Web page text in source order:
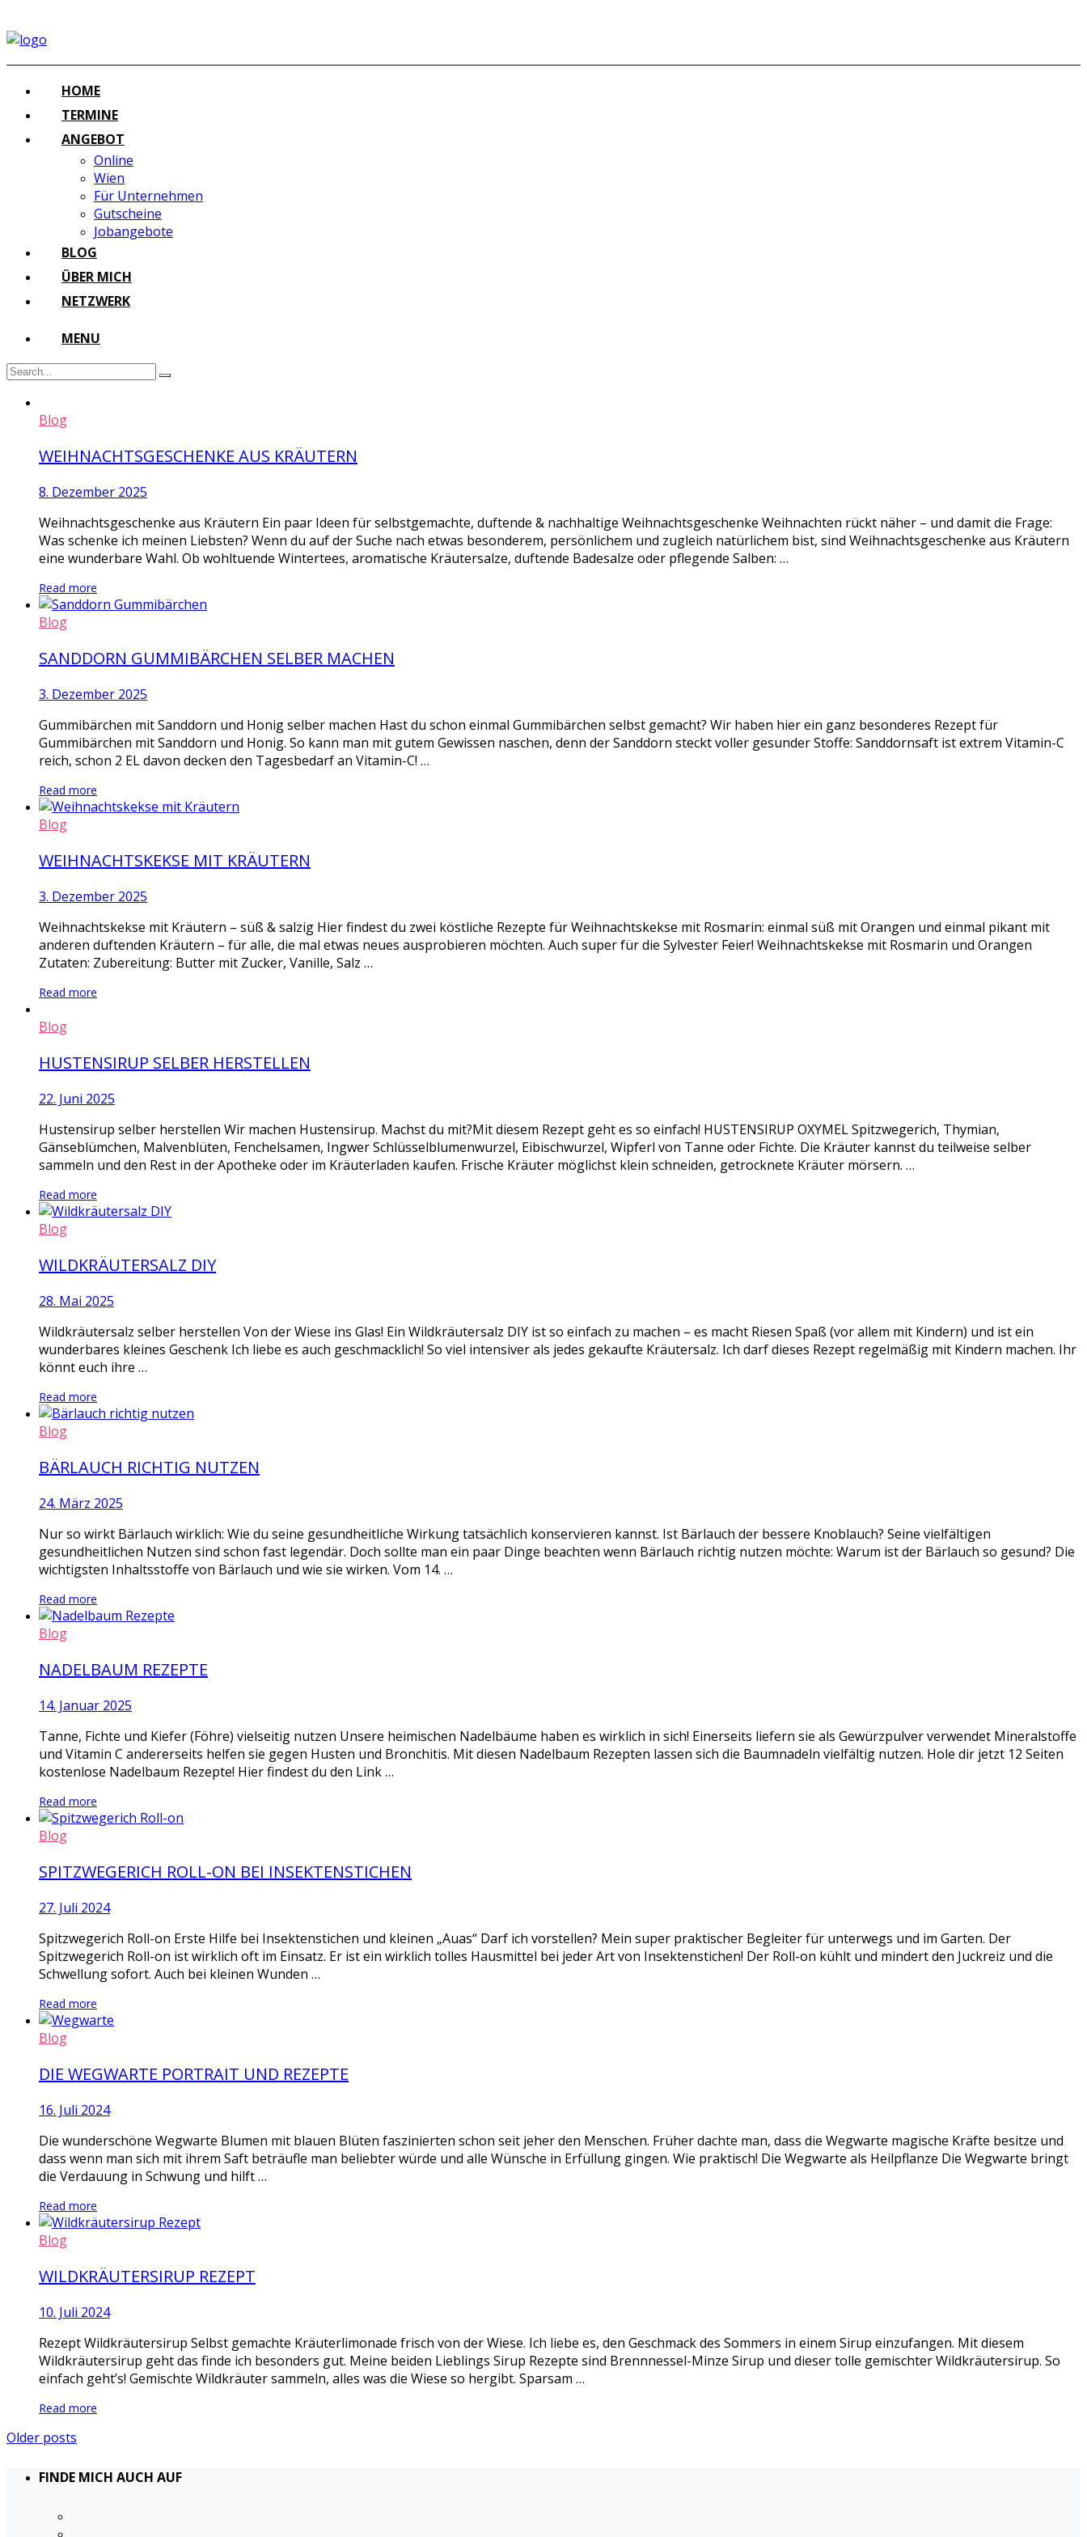
HOME
TERMINE
ANGEBOT
Online
Wien
Für Unternehmen
Gutscheine
Jobangebote
BLOG
ÜBER MICH
NETZWERK
MENU
Blog
WEIHNACHTSGESCHENKE AUS KRÄUTERN
8. Dezember 2025
Weihnachtsgeschenke aus Kräutern Ein paar Ideen für selbstgemachte, duftende & nachhaltige Weihnachtsgeschenke Weihnachten rückt näher – und damit die Frage:
Was schenke ich meinen Liebsten? Wenn du auf der Suche nach etwas besonderem, persönlichem und zugleich natürlichem bist, sind Weihnachtsgeschenke aus Kräutern
eine wunderbare Wahl. Ob wohltuende Wintertees, aromatische Kräutersalze, duftende Badesalze oder pflegende Salben: …
Read more
Blog
SANDDORN GUMMIBÄRCHEN SELBER MACHEN
3. Dezember 2025
Gummibärchen mit Sanddorn und Honig selber machen Hast du schon einmal Gummibärchen selbst gemacht? Wir haben hier ein ganz besonderes Rezept für
Gummibärchen mit Sanddorn und Honig. So kann man mit gutem Gewissen naschen, denn der Sanddorn steckt voller gesunder Stoffe: Sanddornsaft ist extrem Vitamin-C
reich, schon 2 EL davon decken den Tagesbedarf an Vitamin-C! …
Read more
Blog
WEIHNACHTSKEKSE MIT KRÄUTERN
3. Dezember 2025
Weihnachtskekse mit Kräutern – süß & salzig Hier findest du zwei köstliche Rezepte für Weihnachtskekse mit Rosmarin: einmal süß mit Orangen und einmal pikant mit
anderen duftenden Kräutern – für alle, die mal etwas neues ausprobieren möchten. Auch super für die Sylvester Feier! Weihnachtskekse mit Rosmarin und Orangen
Zutaten: Zubereitung: Butter mit Zucker, Vanille, Salz …
Read more
Blog
HUSTENSIRUP SELBER HERSTELLEN
22. Juni 2025
Hustensirup selber herstellen Wir machen Hustensirup. Machst du mit?Mit diesem Rezept geht es so einfach! HUSTENSIRUP OXYMEL Spitzwegerich, Thymian,
Gänseblümchen, Malvenblüten, Fenchelsamen, Ingwer Schlüsselblumenwurzel, Eibischwurzel, Wipferl von Tanne oder Fichte. Die Kräuter kannst du teilweise selber
sammeln und den Rest in der Apotheke oder im Kräuterladen kaufen. Frische Kräuter möglichst klein schneiden, getrocknete Kräuter mörsern. …
Read more
Blog
WILDKRÄUTERSALZ DIY
28. Mai 2025
Wildkräutersalz selber herstellen Von der Wiese ins Glas! Ein Wildkräutersalz DIY ist so einfach zu machen – es macht Riesen Spaß (vor allem mit Kindern) und ist ein
wunderbares kleines Geschenk Ich liebe es auch geschmacklich! So viel intensiver als jedes gekaufte Kräutersalz. Ich darf dieses Rezept regelmäßig mit Kindern machen. Ihr
könnt euch ihre …
Read more
Blog
BÄRLAUCH RICHTIG NUTZEN
24. März 2025
Nur so wirkt Bärlauch wirklich: Wie du seine gesundheitliche Wirkung tatsächlich konservieren kannst. Ist Bärlauch der bessere Knoblauch? Seine vielfältigen
gesundheitlichen Nutzen sind schon fast legendär. Doch sollte man ein paar Dinge beachten wenn Bärlauch richtig nutzen möchte: Warum ist der Bärlauch so gesund? Die
wichtigsten Inhaltsstoffe von Bärlauch und wie sie wirken. Vom 14. …
Read more
Blog
NADELBAUM REZEPTE
14. Januar 2025
Tanne, Fichte und Kiefer (Föhre) vielseitig nutzen Unsere heimischen Nadelbäume haben es wirklich in sich! Einerseits liefern sie als Gewürzpulver verwendet Mineralstoffe
und Vitamin C andererseits helfen sie gegen Husten und Bronchitis. Mit diesen Nadelbaum Rezepten lassen sich die Baumnadeln vielfältig nutzen. Hole dir jetzt 12 Seiten
kostenlose Nadelbaum Rezepte! Hier findest du den Link …
Read more
Blog
SPITZWEGERICH ROLL-ON BEI INSEKTENSTICHEN
27. Juli 2024
Spitzwegerich Roll-on Erste Hilfe bei Insektenstichen und kleinen „Auas“ Darf ich vorstellen? Mein super praktischer Begleiter für unterwegs und im Garten. Der
Spitzwegerich Roll-on ist wirklich oft im Einsatz. Er ist ein wirklich tolles Hausmittel bei jeder Art von Insektenstichen! Der Roll-on kühlt und mindert den Juckreiz und die
Schwellung sofort. Auch bei kleinen Wunden …
Read more
Blog
DIE WEGWARTE PORTRAIT UND REZEPTE
16. Juli 2024
Die wunderschöne Wegwarte Blumen mit blauen Blüten faszinierten schon seit jeher den Menschen. Früher dachte man, dass die Wegwarte magische Kräfte besitze und
dass wenn man sich mit ihrem Saft beträufle man beliebter würde und alle Wünsche in Erfüllung gingen. Wie praktisch! Die Wegwarte als Heilpflanze Die Wegwarte bringt
die Verdauung in Schwung und hilft …
Read more
Blog
WILDKRÄUTERSIRUP REZEPT
10. Juli 2024
Rezept Wildkräutersirup Selbst gemachte Kräuterlimonade frisch von der Wiese. Ich liebe es, den Geschmack des Sommers in einem Sirup einzufangen. Mit diesem
Wildkräutersirup geht das finde ich besonders gut. Meine beiden Lieblings Sirup Rezepte sind Brennnessel-Minze Sirup und dieser tolle gemischter Wildkräutersirup. So
einfach geht’s! Gemischte Wildkräuter sammeln, alles was die Wiese so hergibt. Sparsam …
Read more
Older posts
FINDE MICH AUCH AUF